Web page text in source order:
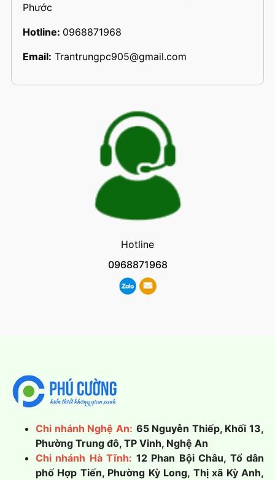
Phước
Hotline: 0968871968
Email: Trantrungpc905@gmail.com
Hotline
0968871968
Chi nhánh Nghệ An: 65 Nguyễn Thiếp, Khối 13,
Phường Trung đô, TP Vinh, Nghệ An
Chi nhánh Hà Tĩnh: 12 Phan Bội Châu, Tổ dân
phố Hợp Tiến, Phường Kỳ Long, Thị xã Kỳ Anh,